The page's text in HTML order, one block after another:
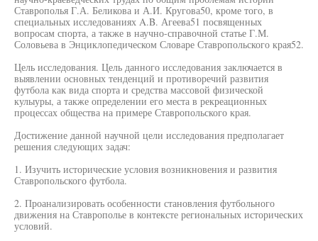
Ставрополья Г.А. Беликова и А.И. Кругова50, кроме того, в
специальных исследованиях A.B. Агеева51 посвященных
вопросам спорта, а также в научно-справочной статье Г.М.
Соловьева в Энциклопедическом Словаре Ставропольского края52.
Цель исследования. Цель данного исследования заключается в
выявлении основных тенденций и противоречий развития
футбола как вида спорта и средства массовой физической
кулыуры, а также определении его места в рекреационных
процессах общества на примере Ставропольского края.
Достижение данной научной цели исследования предполагает
решения следующих задач:
1. Изучить исторические условия возникновения и развития
Ставропольского футбола.
2. Проанализировать особенности становления футбольного
движения на Ставрополье в контексте региональных исторических
условий.